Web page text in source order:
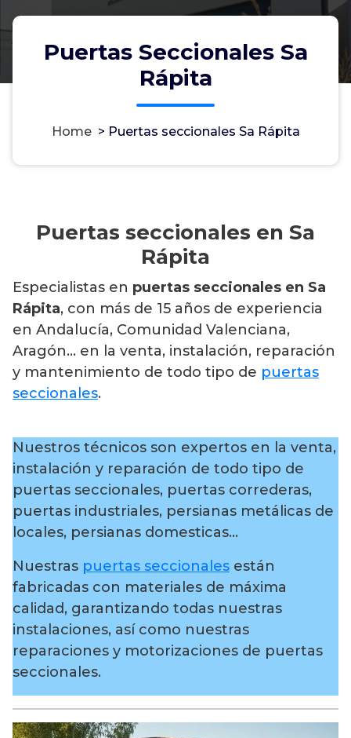
Puertas Seccionales Sa
Rápita
Home> Puertas seccionales Sa Rápita
Puertas seccionales en Sa
Rápita
Especialistas en puertas seccionales en Sa
Rápita, con más de 15 años de experiencia
en Andalucía, Comunidad Valenciana,
Aragón… en la venta, instalación, reparación
y mantenimiento de todo tipo de puertas
seccionales.
Nuestros técnicos son expertos en la venta,
instalación y reparación de todo tipo de
puertas seccionales, puertas correderas,
puertas industriales, persianas metálicas de
locales, persianas domesticas…
Nuestras puertas seccionales están
fabricadas con materiales de máxima
calidad, garantizando todas nuestras
instalaciones, así como nuestras
reparaciones y motorizaciones de puertas
seccionales.